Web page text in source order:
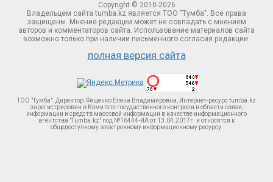
Copyright © 2010-2026
Владельцем сайта tumba.kz является ТОО "Тумба". Все права
защищены. Мнение редакции может не совпадать с мнением
авторов и комментаторов сайта. Использование материалов сайта
возможно только при наличии письменного согласия редакции.
полная версия сайта
ТОО "Тумба". Директор: Фещенко Елена Владимировна, Интернет-ресурс tumba.kz
зарегистрирован в Комитете госудаственного контроля в области связи,
информации и средств массовой информации в качестве информационного
агентства "Tumba.kz" под №16444-ИА от 13.04.2017г. и относятся к
общедоступному электронному информационному ресурсу.